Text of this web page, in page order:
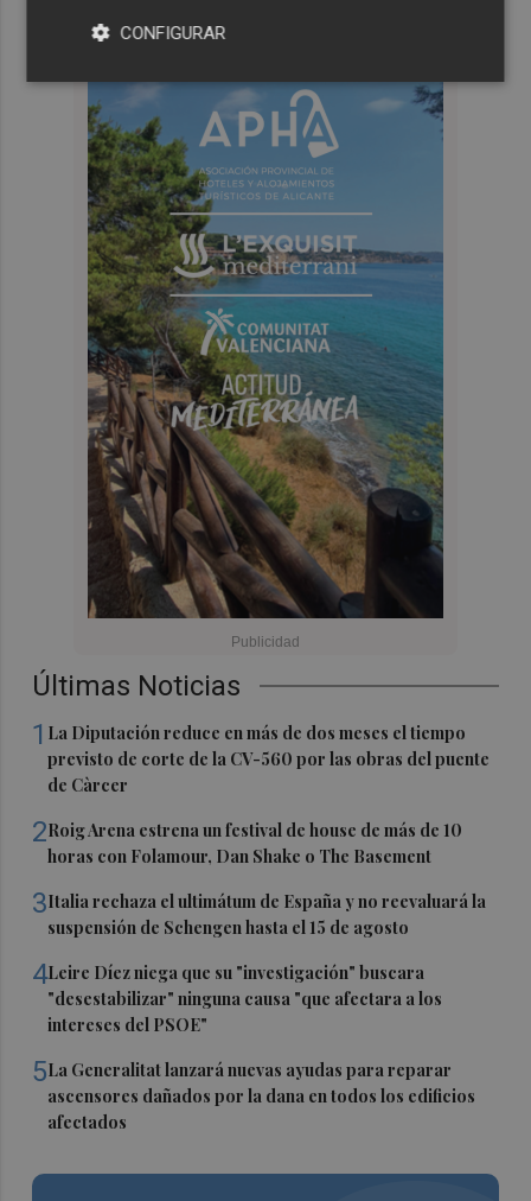
Últimas Noticias
1 La Diputación reduce en más de dos meses el tiempo
previsto de corte de la CV-560 por las obras del puente
de Càrcer
2Roig Arena estrena un festival de house de más de 10
horas con Folamour, Dan Shake o The Basement
3Italia rechaza el ultimátum de España y no reevaluará la
suspensión de Schengen hasta el 15 de agosto
4Leire Díez niega que su "investigación" buscara
"desestabilizar" ninguna causa "que afectara a los
intereses del PSOE"
5La Generalitat lanzará nuevas ayudas para reparar
ascensores dañados por la dana en todos los edificios
afectados
CONFIGURAR